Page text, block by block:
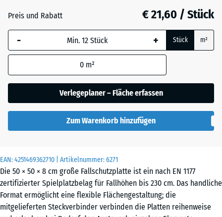
EAN:4251469362710 | Artikelnummer:6271
Die 50 × 50 × 8 cm große Fallschutzplatte ist ein nach EN 1177
zertifizierter Spielplatzbelag für Fallhöhen bis 230 cm. Das handliche
Format ermöglicht eine flexible Flächengestaltung; die
mitgelieferten Steckverbinder verbinden die Platten reihenweise
Himmelblau + € 4,40
Sandbeige + € 4,90
Schiefergrau + € 4,40
Preis und Rabatt € 21,60 / Stück
- + Stück m²
0 m²
Verlegeplaner – Fläche erfassen
Zum Warenkorb hinzufügen